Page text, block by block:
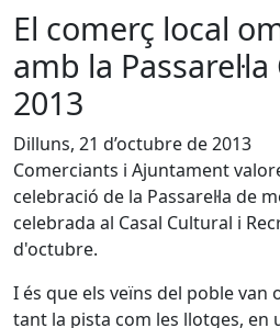
El comerç local
amb la
2013
Dilluns, 21 d’octubre de 2013
Comerciants i Ajuntament
celebració de la Passarel·la de
celebrada al Casal Cultural i
d'octubre.
I és que els veïns del poble van
tant la pista com les llotges, en